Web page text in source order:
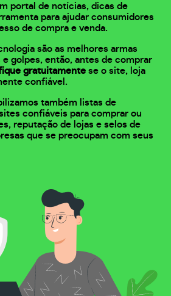
portal de notícias, dicas de
para ajudar consumidores
de compra e venda.
são as melhores armas
golpes, então, antes de comprar
gratuitamente se o site, loja
confiável.
também listas de
confiáveis para comprar ou
reputação de lojas e selos de
que se preocupam com seus